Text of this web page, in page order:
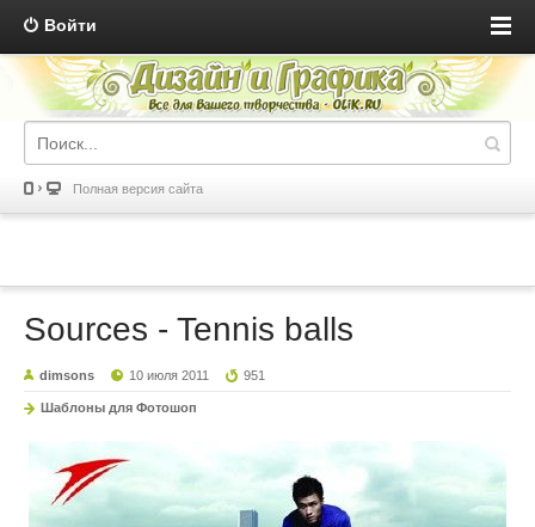
Войти
Полная версия сайта
Sources - Tennis balls
dimsons 10 июля 2011 951
Шаблоны для Фотошоп